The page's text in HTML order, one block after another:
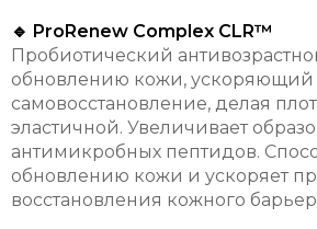
🔹 ProRenew Complex CLR™
Пробиотический
обновлению кожи, ускоряющий
самовосстановление, делая
эластичной. Увеличивает
антимикробных пептидов.
обновлению кожи и ускоряет
восстановления кожного